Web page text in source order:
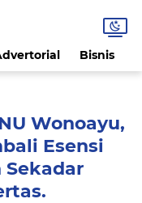
Bisnis
Wonoayu,
Esensi
Sekadar